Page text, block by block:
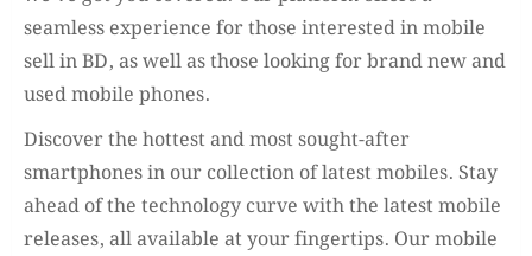
seamless experience for those interested in mobile
sell in BD, as well as those looking for brand new and
used mobile phones.
Discover the hottest and most sought-after
smartphones in our collection of latest mobiles. Stay
ahead of the technology curve with the latest mobile
releases, all available at your fingertips. Our mobile